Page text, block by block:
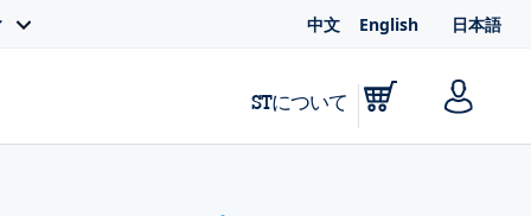
中文 English 日本語
STについて